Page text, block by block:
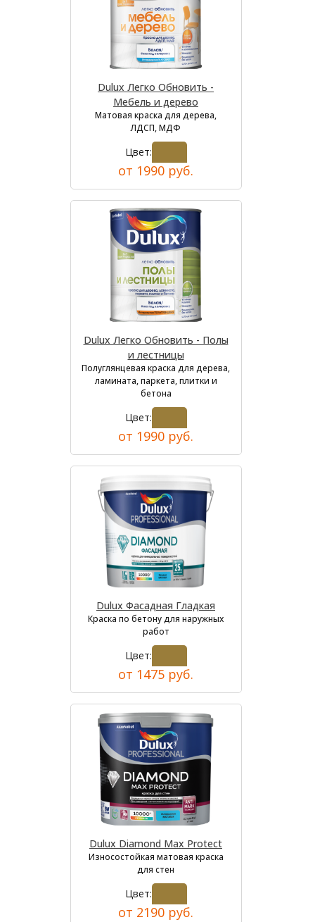
Dulux Легко Обновить -
Мебель и дерево
Матовая краска для дерева,
ЛДСП, МДФ
Цвет:
от 1990 руб.
Dulux Легко Обновить - Полы
и лестницы
Полуглянцевая краска для дерева,
ламината, паркета, плитки и
бетона
Цвет:
от 1990 руб.
Dulux Фасадная Гладкая
Краска по бетону для наружных
работ
Цвет:
от 1475 руб.
Dulux Diamond Max Protect
Износостойкая матовая краска
для стен
Цвет:
от 2190 руб.